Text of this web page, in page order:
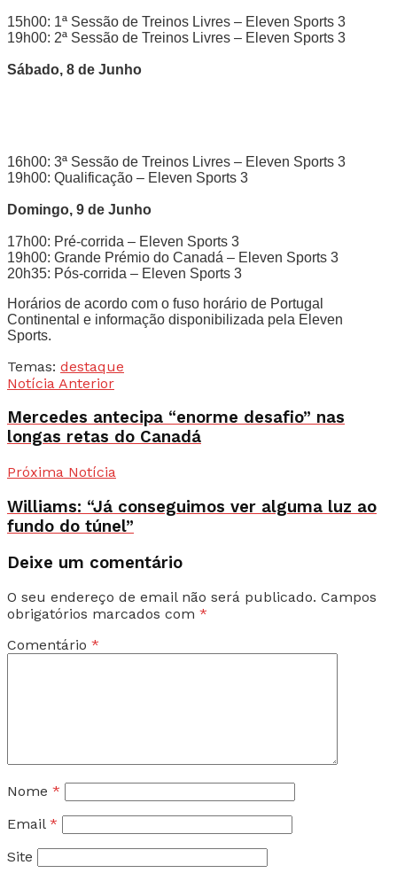
15h00: 1ª Sessão de Treinos Livres – Eleven Sports 3
19h00: 2ª Sessão de Treinos Livres – Eleven Sports 3
Sábado, 8 de Junho
16h00: 3ª Sessão de Treinos Livres – Eleven Sports 3
19h00: Qualificação – Eleven Sports 3
Domingo, 9 de Junho
17h00: Pré-corrida – Eleven Sports 3
19h00: Grande Prémio do Canadá – Eleven Sports 3
20h35: Pós-corrida – Eleven Sports 3
Horários de acordo com o fuso horário de Portugal
Continental e informação disponibilizada pela Eleven
Sports.
Temas: destaque
Notícia Anterior
Mercedes antecipa “enorme desafio” nas
longas retas do Canadá
Próxima Notícia
Williams: “Já conseguimos ver alguma luz ao
fundo do túnel”
Deixe um comentário
O seu endereço de email não será publicado. Campos
obrigatórios marcados com *
Comentário *
Nome *
Email *
Site